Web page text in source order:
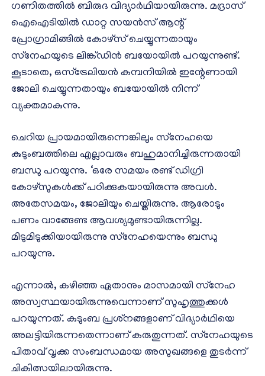
ഗണിതത്തില്‍ ബിരുദ വിദ്യാര്‍ഥിയായിരുന്നു. മദ്രാസ്
ഐഐടിയില്‍ ഡാറ്റ സയന്‍സ് ആന്റ്
പ്രോഗ്രാമിങ്ങില്‍ കോഴ്‌സ് ചെയ്യുന്നതായും
സ്‌നേഹയുടെ ലിങ്ക്ഡിന്‍ ബയോയില്‍ പറയുന്നുണ്ട്.
കൂടാതെ, ഒസ്‌ട്രേലിയന്‍ കമ്പനിയില്‍ ഇന്റേണായി
ജോലി ചെയ്യുന്നതായും ബയോയില്‍ നിന്ന്
വ്യക്തമാകുന്നു.
ചെറിയ പ്രായമായിരുന്നെങ്കിലും സ്‌നേഹയെ
കുടുംബത്തിലെ എല്ലാവരും ബഹുമാനിച്ചിരുന്നതായി
ബന്ധു പറയുന്നു. ‘ഒരേ സമയം രണ്ട് ഡിഗ്രി
കോഴ്‌സുകള്‍ക്ക് പഠിക്കുകയായിരുന്നു അവള്‍.
അതേസമയം, ജോലിയും ചെയ്തിരുന്നു. ആരോടും
പണം വാങ്ങേണ്ട ആവശ്യമുണ്ടായിരുന്നില്ല.
മിടുമിടുക്കിയായിരുന്നു സ്‌നേഹയെന്നും ബന്ധു
പറയുന്നു.
എന്നാല്‍, കഴിഞ്ഞ ഏതാനും മാസമായി സ്‌നേഹ
അസ്വസ്ഥയായിരുന്നുവെന്നാണ് സുഹൃത്തുക്കള്‍
പറയുന്നത്. കുടുംബ പ്രശ്‌നങ്ങളാണ് വിദ്യാര്‍ഥിയെ
അലട്ടിയിരുന്നതെന്നാണ് കരുതുന്നത്. സ്‌നേഹയുടെ
പിതാവ് വൃക്ക സംബന്ധമായ അസുഖങ്ങളെ തുടര്‍ന്ന്
ചികിത്സയിലായിരുന്നു.